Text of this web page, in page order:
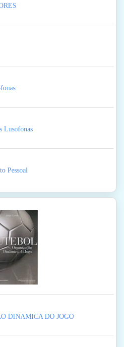
Lusofonas
Pessoal
DINAMICA DO JOGO